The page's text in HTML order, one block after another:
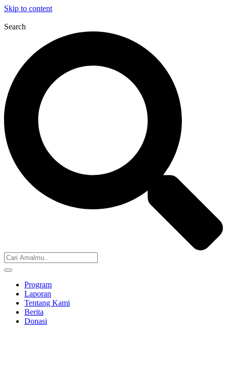
Skip to content
Search
Program
Laporan
Tentang Kami
Berita
Donasi